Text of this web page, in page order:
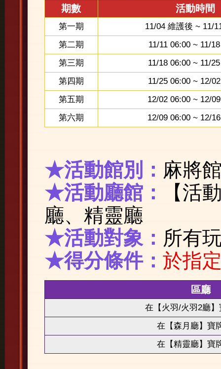
期數 活動時間
第一期
11/04 維護後 ~ 11/
第二期
11/11 06:00 ~ 11/
第三期
11/18 06:00 ~ 11/
第四期
11/25 06:00 ~ 12/
第五期
12/02 06:00 ~ 12/
第六期
12/09 06:00 ~ 12/
★活動館別： 麻將
★活動廳館：
【活
廳、精靈廳
★活動對象： 所有
★得分條件： 於指
區廳
在【火羽/火羽2廳
在【森月廳】寶
在【精靈廳】寶